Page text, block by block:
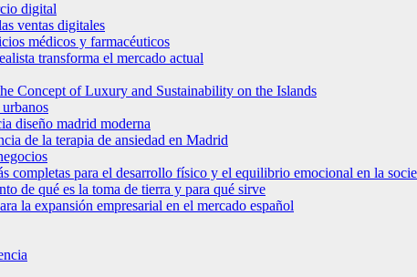
digital
ventas digitales
médicos y farmacéuticos
transforma el mercado actual
Concept of Luxury and Sustainability on the Islands
diseño madrid moderna
de la terapia de ansiedad en Madrid
completas para el desarrollo físico y el equilibrio emocional en la
de qué es la toma de tierra y para qué sirve
la expansión empresarial en el mercado español